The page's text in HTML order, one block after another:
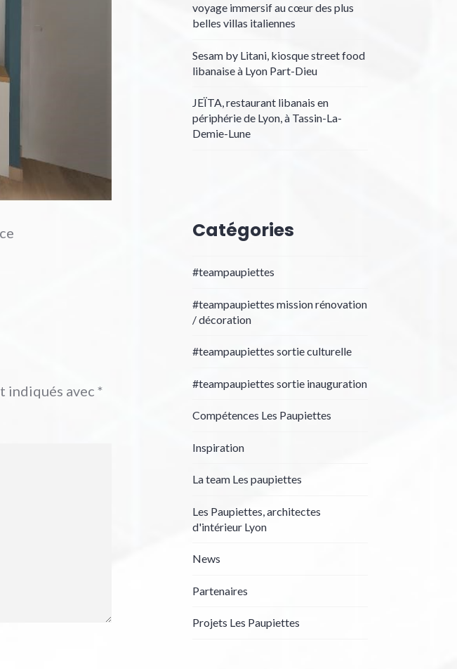
indiqués avec *
voyage immersif au cœur des plus
belles villas italiennes
Sesam by Litani, kiosque street food
libanaise à Lyon Part-Dieu
JEÏTA, restaurant libanais en
périphérie de Lyon, à Tassin-La-
Demie-Lune
Catégories
#teampaupiettes
#teampaupiettes mission rénovation
/ décoration
#teampaupiettes sortie culturelle
#teampaupiettes sortie inauguration
Compétences Les Paupiettes
Inspiration
La team Les paupiettes
Les Paupiettes, architectes
d'intérieur Lyon
News
Partenaires
Projets Les Paupiettes